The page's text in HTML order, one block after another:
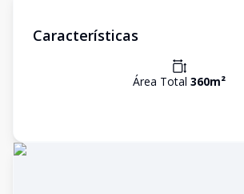
Características
Área Total 360m²